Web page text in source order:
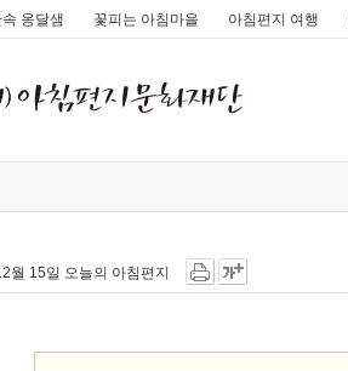
옹달샘 꽃피는 아침마을 아침편지 여행
월 15일 오늘의 아침편지